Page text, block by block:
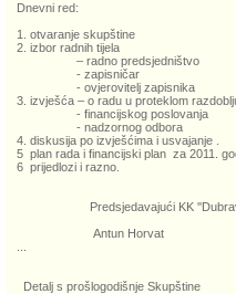
Dnevni red:
1. otvaranje skupštine
2. izbor radnih tijela
– radno predsjedništvo
- zapisničar
- ovjerovitelj zapisnika
3. izvješća – o radu u proteklom
- financijskog poslovanja
- nadzornog odbora
4. diskusija po izvješćima i usvajanje .
5 plan rada i financijski plan za 2011.
6 prijedlozi i razno.
Predsjedavajući KK
Antun Horvat
Detalj s prošlogodišnje Skupštine